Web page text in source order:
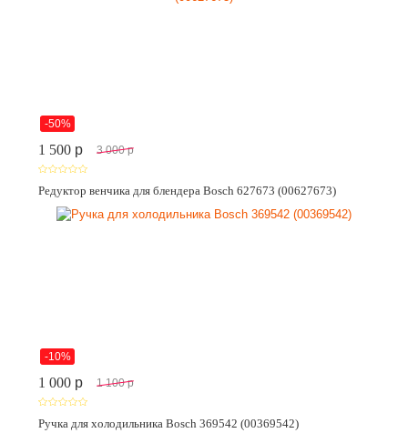
-50%
1 500 p 3 000 p
Редуктор венчика для блендера Bosch 627673 (00627673)
-10%
1 000 p 1 100 p
Ручка для холодильника Bosch 369542 (00369542)